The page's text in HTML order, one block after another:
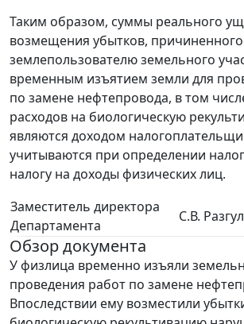
Таким образом, суммы реального
возмещения убытков, причиненного
землепользователю земельного
временным изъятием земли для
по замене нефтепровода, в том
расходов на биологическую
являются доходом
учитываются при определении
налогу на доходы физических лиц.
Заместитель директора
Департамента
С.В.
Обзор документа
У физлица временно изъяли
проведения работ по замене
Впоследствии ему возместили